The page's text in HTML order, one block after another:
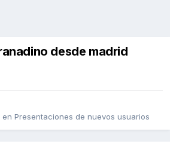
desde madrid
en Presentaciones de nuevos usuarios